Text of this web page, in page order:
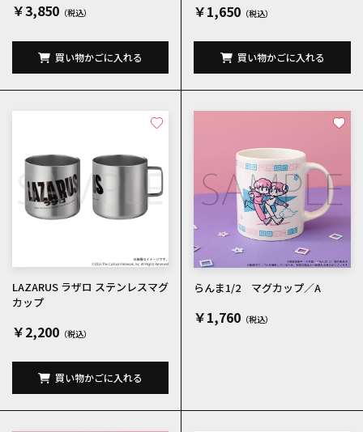
￥3,850
買い物かごに入れる
￥1,650
買い物かごに入れる
LAZARUS ラザロ ステンレスマグ
カップ
￥2,200
買い物かごに入れる
らんま1/2 マグカップ／A
￥1,760